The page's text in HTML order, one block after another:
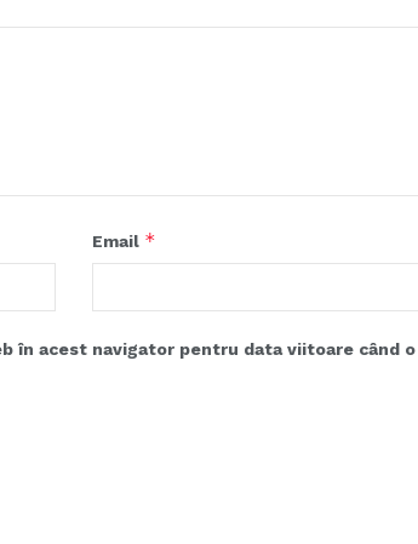
Email *
în acest navigator pentru data viitoare când